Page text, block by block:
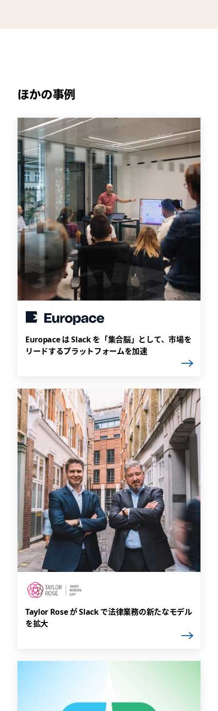
ほかの事例
Europace は Slack を「集合脳」として、市場を
リードするプラットフォームを加速
Taylor Rose が Slack で法律業務の新たなモデル
を拡大